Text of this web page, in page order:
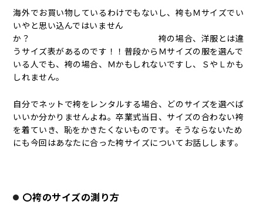
海外でお買い物しているわけでもないし、袴もＭサイズでい
いやと思い込んではいません
か？ 袴の場合、洋服とは違
うサイズ表があるのです！！普段からＭサイズの服を選んで
いる人でも、袴の場合、Ｍかもしれないですし、ＳやＬかも
しれません。
自分でネットで袴をレンタルする場合、どのサイズを選べば
いいか分かりませんよね。卒業式当日、サイズの合わない袴
を着ていき、恥をかきたくないものです。そうならないため
にも今回はあなたに合った袴サイズについてお話しします。
〇袴のサイズの測り方